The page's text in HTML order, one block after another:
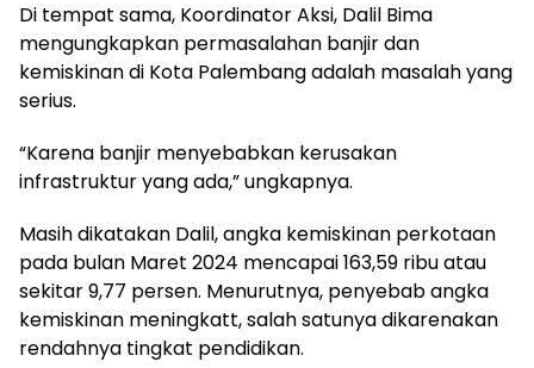
Di tempat sama, Koordinator Aksi, Dalil Bima
mengungkapkan permasalahan banjir dan
kemiskinan di Kota Palembang adalah masalah yang
serius.
“Karena banjir menyebabkan kerusakan
infrastruktur yang ada,” ungkapnya.
Masih dikatakan Dalil, angka kemiskinan perkotaan
pada bulan Maret 2024 mencapai 163,59 ribu atau
sekitar 9,77 persen. Menurutnya, penyebab angka
kemiskinan meningkatt, salah satunya dikarenakan
rendahnya tingkat pendidikan.